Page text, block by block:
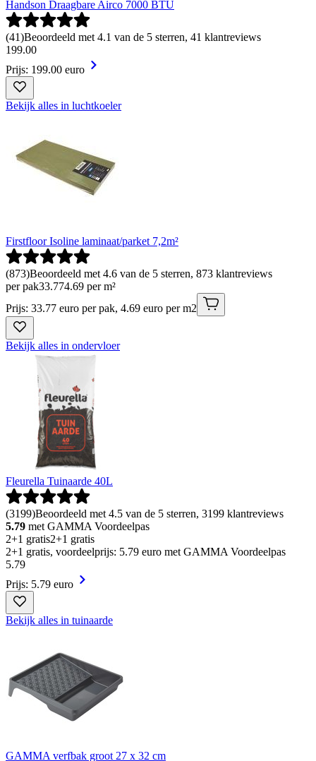
Handson Draagbare Airco 7000 BTU
(41)Beoordeeld met 4.1 van de 5 sterren, 41 klantreviews
199.00
Prijs: 199.00 euro
Bekijk alles in luchtkoeler
Firstfloor Isoline laminaat/parket 7,2m²
(873)Beoordeeld met 4.6 van de 5 sterren, 873 klantreviews
per pak33.774.69 per m²
Prijs: 33.77 euro per pak, 4.69 euro per m2
Bekijk alles in ondervloer
Fleurella Tuinaarde 40L
(3199)Beoordeeld met 4.5 van de 5 sterren, 3199 klantreviews
5.79 met GAMMA Voordeelpas
2+1 gratis2+1 gratis
2+1 gratis, voordeelprijs: 5.79 euro met GAMMA Voordeelpas
5.79
Prijs: 5.79 euro
Bekijk alles in tuinaarde
GAMMA verfbak groot 27 x 32 cm